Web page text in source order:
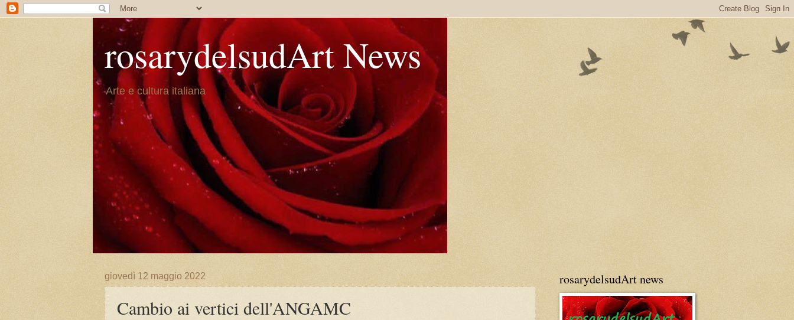
rosarydelsudArt News
Arte e cultura italiana
giovedì 12 maggio 2022
Cambio ai vertici dell'ANGAMC
rosarydelsudArt news